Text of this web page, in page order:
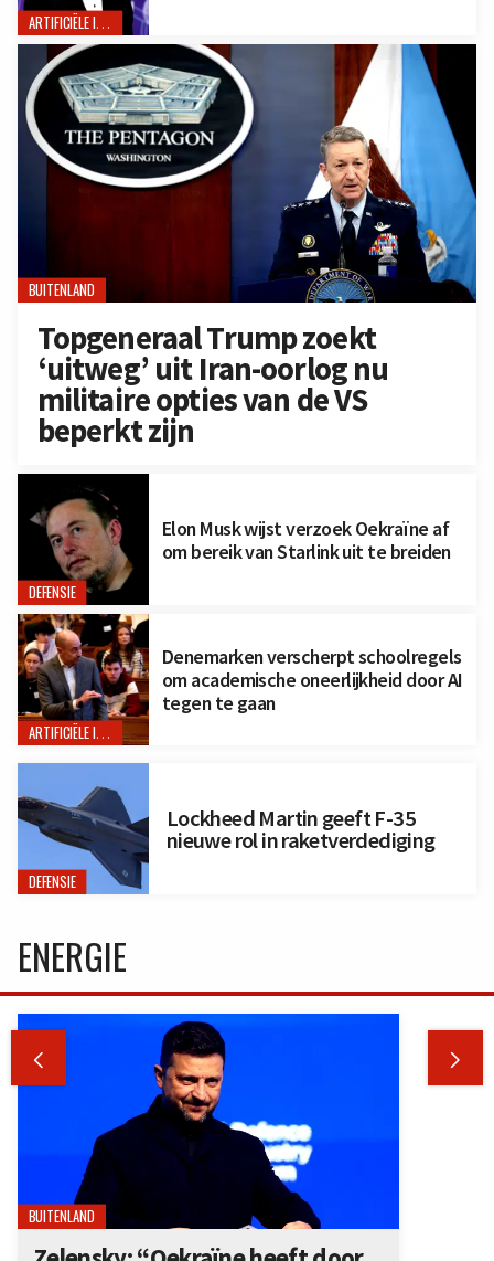
ARTIFICIËLE INTELLIGENTIE
BUITENLAND
Topgeneraal Trump zoekt
‘uitweg’ uit Iran-oorlog nu
militaire opties van de VS
beperkt zijn
DEFENSIE
Elon Musk wijst verzoek Oekraïne af
om bereik van Starlink uit te breiden
ARTIFICIËLE INTELLIGENTIE
Denemarken verscherpt schoolregels
om academische oneerlijkheid door AI
tegen te gaan
DEFENSIE
Lockheed Martin geeft F-35
nieuwe rol in raketverdediging
ENERGIE
 
BUITENLAND